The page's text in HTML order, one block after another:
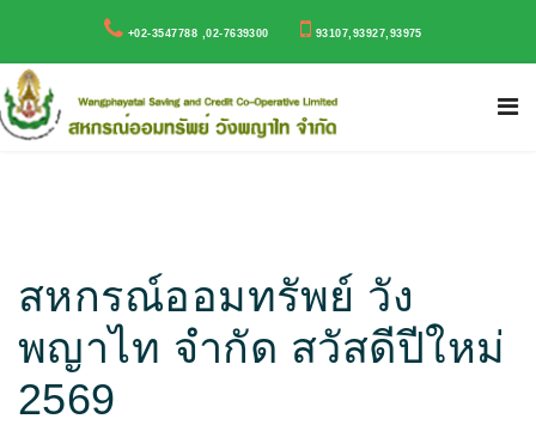
+02-3547788 ,02-7639300 93107,93927,93975
สหกรณ์ออมทรัพย์ วัง
พญาไท จำกัด สวัสดีปีใหม่
2569